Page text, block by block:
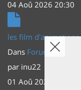
04 Aoû 2026 20:30
les film d'animations
Dans Forum Principal
par inu22
01 Aoû 2026 20:56